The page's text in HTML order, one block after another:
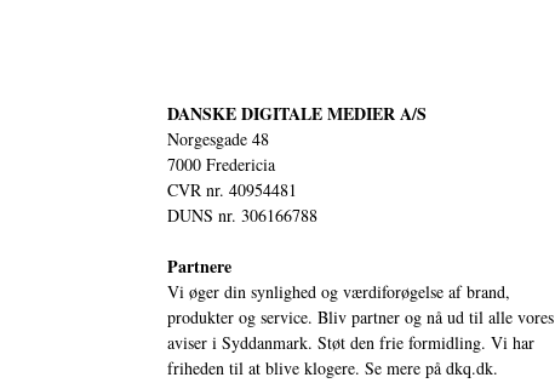
DANSKE DIGITALE MEDIER A/S
Norgesgade 48
7000 Fredericia
CVR nr. 40954481
DUNS nr. 306166788
Partnere
Vi øger din synlighed og værdiforøgelse af brand,
produkter og service. Bliv partner og nå ud til alle vores
aviser i Syddanmark. Støt den frie formidling. Vi har
friheden til at blive klogere. Se mere på dkq.dk.